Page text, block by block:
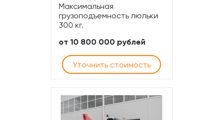
Максимальная
грузоподъемность люльки
300 кг.
от 10 800 000 рублей
Уточнить стоимость